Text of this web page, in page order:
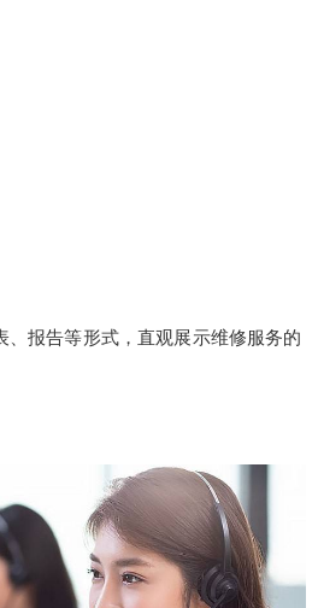
、报告等形式，直观展示维修服务的